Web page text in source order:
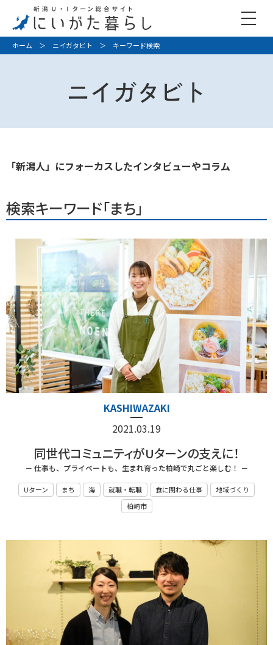
ホーム ＞ ニイガタビト ＞ キーワード検索
ニイガタビト
「新潟人」にフォーカスしたインタビューやコラム
検索キーワード「まち」
KASHIWAZAKI
2021.03.19
同世代コミュニティがUターンの支えに！
－ 仕事も、プライベートも、生まれ育った柏崎で丸ごと楽しむ！ －
Uターン まち 海 就職・転職 食に関わる仕事
地域づくり
柏崎市